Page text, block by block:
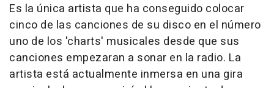
Es la única artista que ha conseguido colocar
cinco de las canciones de su disco en el número
uno de los 'charts' musicales desde que sus
canciones empezaran a sonar en la radio. La
artista está actualmente inmersa en una gira